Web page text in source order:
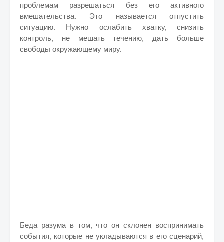
проблемам разрешаться без его активного
вмешательства. Это называется отпустить
ситуацию. Нужно ослабить хватку, снизить
контроль, не мешать течению, дать больше
свободы окружающему миру.
Беда разума в том, что он склонен воспринимать
события, которые не укладываются в его сценарий,